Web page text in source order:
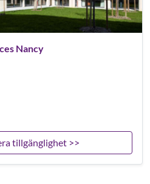
Nancy
tillgänglighet >>